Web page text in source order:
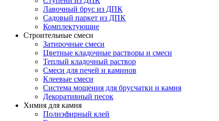
Лавочный брус из ДПК
Садовый паркет из ДПК
Комплектующие
Строительные смеси
Затирочные смеси
Цветные кладочные растворы и смеси
Теплый кладочный раствор
Смеси для печей и каминов
Клеевые смеси
Система мощения для брусчатки и камня
Декоративный песок
Химия для камня
Полиэфирный клей